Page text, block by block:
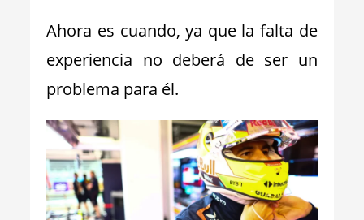
Ahora es cuando, ya que la falta de
experiencia no deberá de ser un
problema para él.